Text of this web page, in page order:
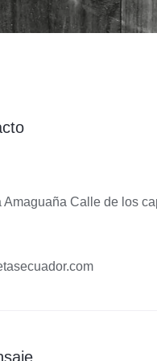
Amaguaña Calle de los